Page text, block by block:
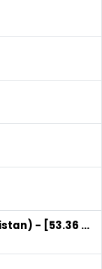
Dmanisi, Kvemo Kartli (Gürcistan) - [53.36 km] Akyaka (Kars)